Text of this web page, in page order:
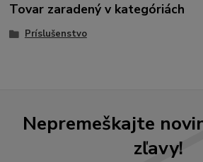
Tovar zaradený v kategóriách
Príslušenstvo
Nepremeškajte
zľavy!